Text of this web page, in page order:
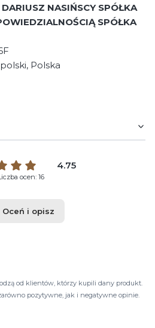
NASIŃSCY SPÓŁKA
SPÓŁKA
Polska
4.75
ocen: 16
Oceń i opisz
od klientów, którzy kupili dany produkt.
pozytywne, jak i negatywne opinie.